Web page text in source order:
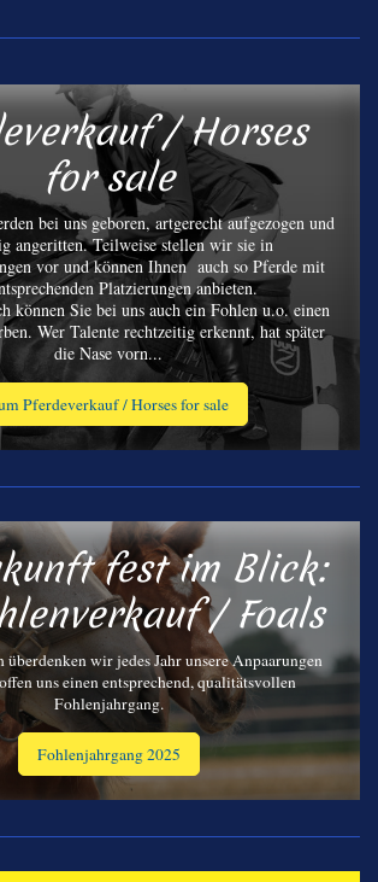
/ Horses
for sale
bei uns geboren, artgerecht aufgezogen und
angeritten. Teilweise stellen wir sie in
vor und können Ihnen auch so Pferde mit
Platzierungen anbieten.
können Sie bei uns auch ein Fohlen u.o. einen
Wer Talente rechtzeitig erkennt, hat später
die Nase vorn...
Pferdeverkauf / Horses for sale
fest im Blick:
/ Foals
wir jedes Jahr unsere Anpaarungen
uns einen entsprechend, qualitätsvollen
Fohlenjahrgang.
Fohlenjahrgang 2025